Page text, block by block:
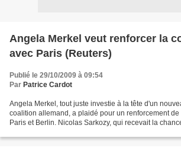
Angela Merkel veut renforcer la
avec Paris (Reuters)
Publié le 29/10/2009 à 09:54
Par Patrice Cardot
Angela Merkel, tout juste investie à la tête d'un
coalition allemand, a plaidé pour un renforcement
Paris et Berlin. Nicolas Sarkozy, qui recevait la